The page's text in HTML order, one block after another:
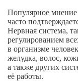
Популярное мнение
часто
Нервная система,
регулированием
в организме
желудка, волос,
а также других
её работы.